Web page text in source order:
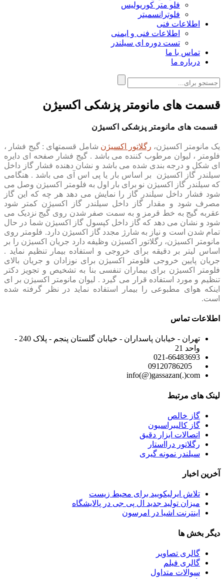
فلو متر کوریولیس
فلوترانسمیتر
اطلاعات فنی
اطلاعات فنی و ایمنی
تست دوره ای سیلندر
تماس با ما
درباره ما
قسمت های مانومتر پزشکی اکسیژن
قسمت های مانومتر پزشکی اکسیژن
یک مانومتر اکسیژن، رگلاتور اکسیژن شامل قسمتهای : گیج فشار ،
فلومتر ، لیوان مرطوب کننده می باشد . گیج فشار صفحه ای دایره
ای شکل و درجه بندی شده می باشد و نشان دهنده فشار گاز داخل
سیلندر گاز اکسیژن بر اساس بار یا پی اس آی می باشد . هنگامی
که سیلندر گاز اکسیژن نو برای بار اول به فلومتر اکسیژن وصل می
شود فشار داخل سیلندر گاز را نمایش می دهد هر چه که این گاز
مصرف شود و مقدار گاز داخل سیلندر گاز اکسیژن کمتر شود
عقربه گیج به خط قرمز و به سمت صفر شدن روی گیج نزدیک می
شود و نشان می دهد که گاز داخل کپسول گاز اکسیژن شما در حال
تمام شدن است و نیاز به شارژ مجدد گاز اکسیژن دارد. فلومتر روی
مانومتر اکسیژن، رگلاتور اکسیژن وظیفه دارد جریان اکسیژن را بر
اساس لیتر بر دقیقه برای خروجی و استفاده بیمار تنظیم نماید .
جریان پایین خروجی فلومتر اکسیژن برای نوزادان و جریان بالای
فلومتر اکسیژن برای بیماران تنفسی بنا به تشخیص و تجویز دکتر
تنظیم و مورد استفاده قرار می گیرد . لیوان مانومتر اکسیژن بر ای
اینکه هوای مطبوعی را بیمار استفاده نماید در نظر گرفته شده
است.
اطلاعات تماس
تهران - خیابان پاسداران - خیابان گلستان پنجم - پلاک 240 -
واحد 21
021-66483693
info(@)gassazan(.)com
لینک های مرتبط
گاز خالص
گاز کالیبراسیون
اتصالات ابزار دقیق
رگلاتور درااستار
سیلندر نمونه گیری
آخرین اخبار
تلاش ایرلیکویید برای محیط زیست
میزان تولید جدید ال پی جی در پالایشگاه
اینترنت اشیا در امرسون
دیگر بخش ها
گالری تصاویر
گالری فیلم
سوالات متداول